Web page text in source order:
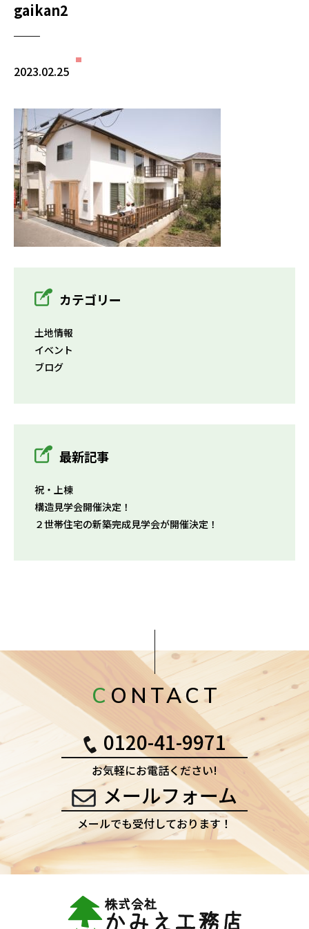
gaikan2
2023.02.25
カテゴリー
土地情報
イベント
ブログ
最新記事
祝・上棟
構造見学会開催決定！
２世帯住宅の新築完成見学会が開催決定！
CONTACT
0120-41-9971
お気軽にお電話ください!
メールフォーム
メールでも受付しております！